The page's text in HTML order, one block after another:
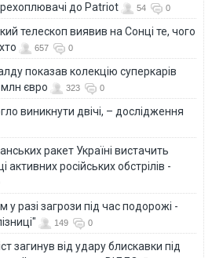
до Patriot
54 0
телескоп виявив на Сонці те, чого
657 0
показав колекцію суперкарів
євро
323 0
виникнути двічі, – дослідження
ракет Україні вистачить
активних російських обстрілів -
у разі загрози під час подорожі -
149 0
загинув від удару блискавки під